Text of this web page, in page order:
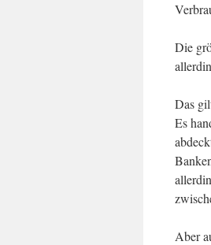
Die
Das
Es
Aber